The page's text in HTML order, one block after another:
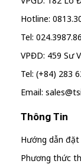
Hotline:
Tel:
VPĐD: 459 Sư
Tel: (+84) 283
Email:
Thông Tin
Hướng dẫn đặt
Phương thức